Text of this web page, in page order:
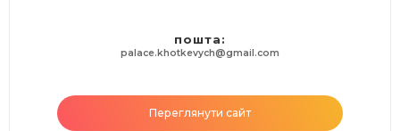
пошта:
palace.khotkevych@gmail.com
Переглянути сайт